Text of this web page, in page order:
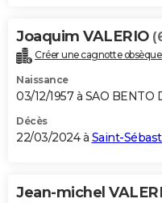
Joaquim VALERIO
Créer une cagnotte
Naissance
03/12/1957 à SAO BENTO
Décès
22/03/2024 à Saint-
Jean-michel